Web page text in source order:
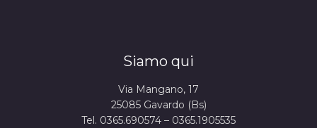
Siamo qui
Via Mangano, 17
25085 Gavardo (Bs)
Tel. 0365.690574 – 0365.1905535